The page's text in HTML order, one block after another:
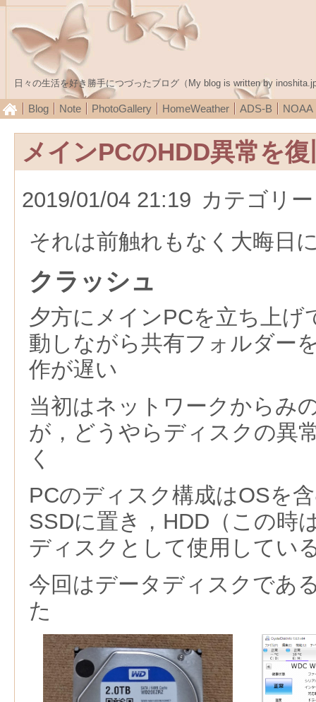
日々の生活を好き勝手につづったブログ（My blog is written by
Blog Note PhotoGallery HomeWeather ADS-B NOAA
メインPCのHDD異常を
2019/01/04 21:19 カテゴリ
それは前触れもなく大晦日
クラッシュ
夕方にメインPCを立ち上げ
動しながら共有フォルダー
作が遅い
当初はネットワークからみ
が，どうやらディスクの異
く
PCのディスク構成はOSを
SSDに置き，HDD（この時
ディスクとして使用してい
今回はデータディスクであ
た